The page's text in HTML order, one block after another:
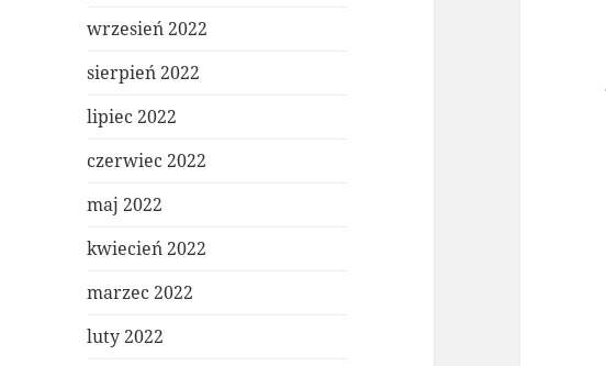
wrzesień 2022
sierpień 2022
lipiec 2022
czerwiec 2022
maj 2022
kwiecień 2022
marzec 2022
luty 2022